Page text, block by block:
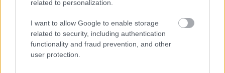
related to personalization.
I want to allow Google to enable storage
related to security, including authentication
functionality and fraud prevention, and other
user protection.